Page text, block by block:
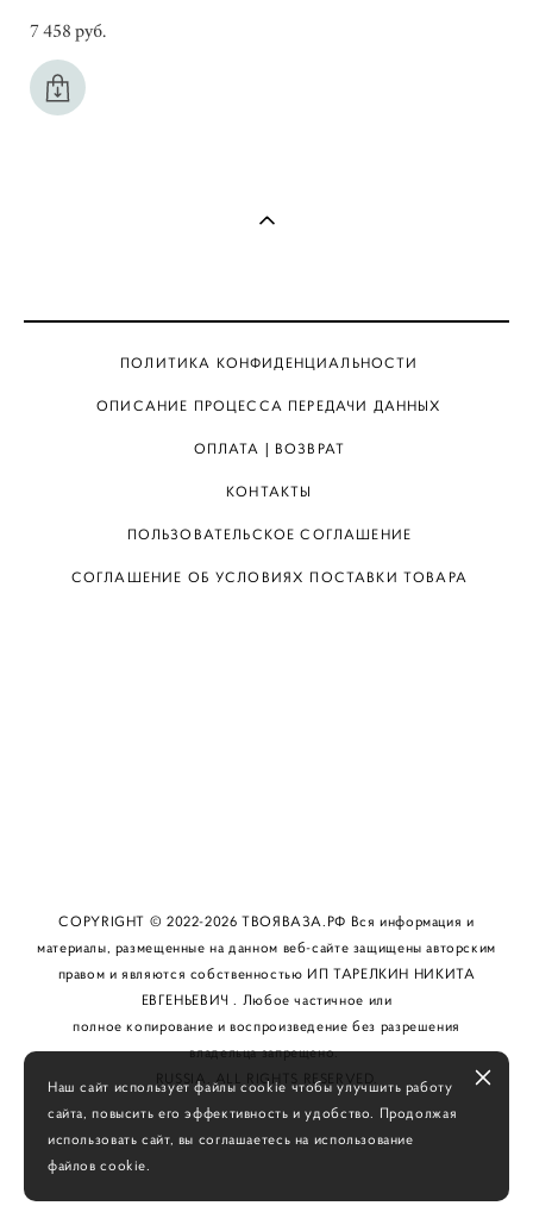
7 458 pуб.
ПОЛИТИКА КОНФИДЕНЦИАЛЬНОСТИ
ОПИСАНИЕ ПРОЦЕССА ПЕРЕДАЧИ ДАННЫХ
ОПЛАТА | ВОЗВРАТ
КОНТАКТЫ
ПОЛЬЗОВАТЕЛЬСКОЕ СОГЛАШЕНИЕ
СОГЛАШЕНИЕ ОБ УСЛОВИЯХ ПОСТАВКИ ТОВАРА
COPYRIGHT © 2022-2026 ТВОЯВАЗА.РФ Вся информация и
материалы, размещенные на данном веб-сайте защищены авторским
правом и являются собственностью ИП ТАРЕЛКИН НИКИТА
ЕВГЕНЬЕВИЧ . Любое частичное или
полное копирование и воспроизведение без разрешения
владельца запрещено.
RUSSIA. ALL RIGHTS RESERVED.
Наш сайт использует файлы cookie чтобы улучшить работу
сайта, повысить его эффективность и удобство. Продолжая
использовать сайт, вы соглашаетесь на использование
файлов cookie.